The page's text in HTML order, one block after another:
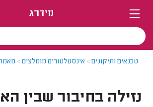
מידרג
טכנאים ותיקונים> אינסטלטורים מומלצים>
נזילה בחיבור שבין